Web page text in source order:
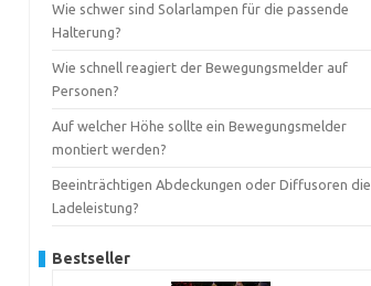
Wie schwer sind Solarlampen für die passende
Halterung?
Wie schnell reagiert der Bewegungsmelder auf
Personen?
Auf welcher Höhe sollte ein Bewegungsmelder
montiert werden?
Beeinträchtigen Abdeckungen oder Diffusoren die
Ladeleistung?
Bestseller